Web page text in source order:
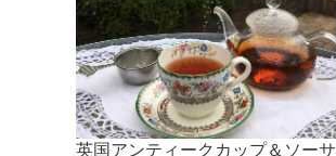
英国アンティークカップ＆ソーサ